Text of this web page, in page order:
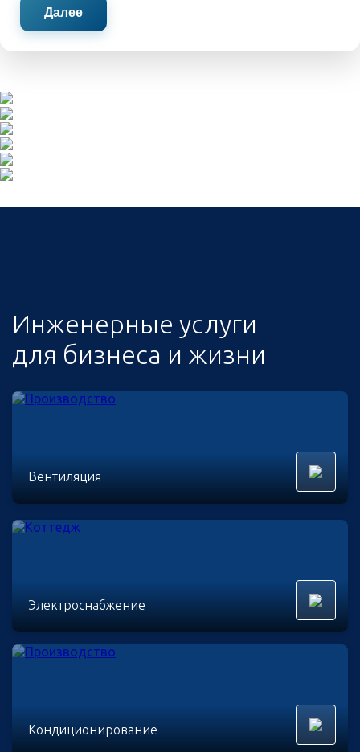
Далее
Инженерные услуги
для бизнеса и жизни
Вентиляция
Электроснабжение
Кондиционирование